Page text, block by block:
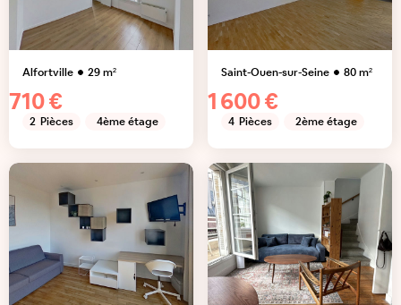
Alfortville 29m²
710 €
2 Pièces 4ème étage
Saint-Ouen-sur-Seine 80m²
1 600 €
4 Pièces 2ème étage